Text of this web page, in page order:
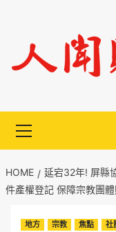
content
Menu
HOME
延宕32年! 屏縣
件產權登記 保障宗教團
地方 宗教 焦點 社